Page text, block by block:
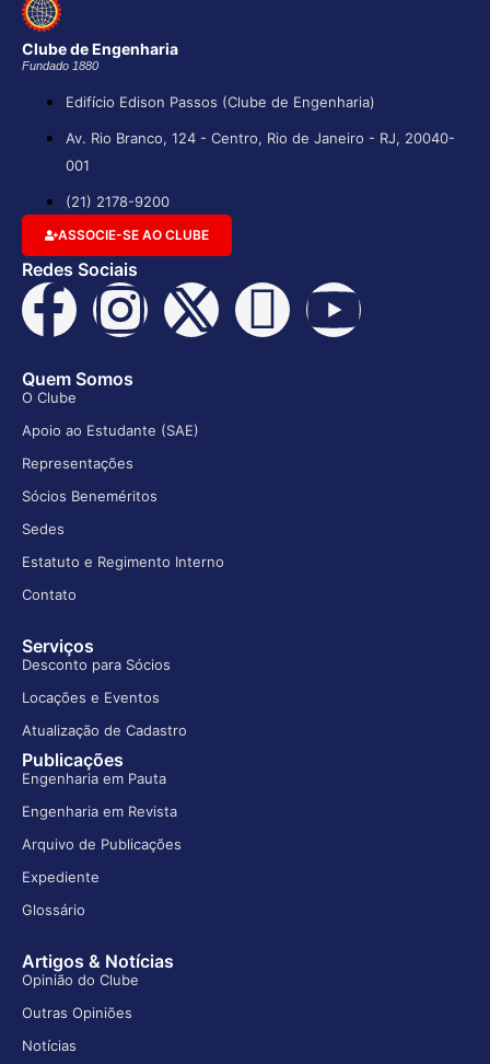
Clube de Engenharia
Fundado 1880
Edifício Edison Passos (Clube de Engenharia)
Av. Rio Branco, 124 - Centro, Rio de Janeiro - RJ, 20040-
001
(21) 2178-9200
ASSOCIE-SE AO CLUBE
Redes Sociais
Quem Somos
O Clube
Apoio ao Estudante (SAE)
Representações
Sócios Beneméritos
Sedes
Estatuto e Regimento Interno
Contato
Serviços
Desconto para Sócios
Locações e Eventos
Atualização de Cadastro
Publicações
Engenharia em Pauta
Engenharia em Revista
Arquivo de Publicações
Expediente
Glossário
Artigos & Notícias
Opinião do Clube
Outras Opiniões
Notícias